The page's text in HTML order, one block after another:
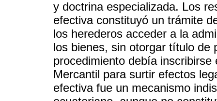
y doctrina especializada. Los
efectiva constituyó un trámite
los herederos acceder a la
los bienes, sin otorgar título de
procedimiento debía
Mercantil para surtir efectos
efectiva fue un mecanismo